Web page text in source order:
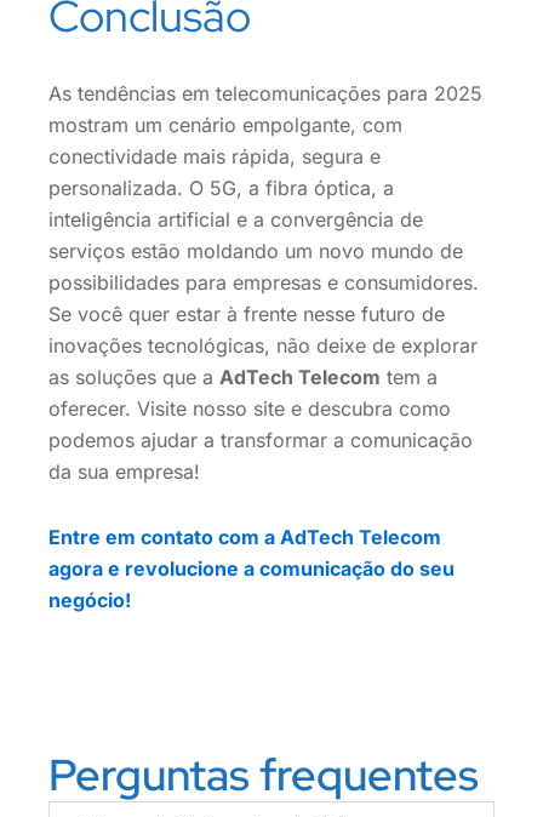
Conclusão
As tendências em telecomunicações para 2025
mostram um cenário empolgante, com
conectividade mais rápida, segura e
personalizada. O 5G, a fibra óptica, a
inteligência artificial e a convergência de
serviços estão moldando um novo mundo de
possibilidades para empresas e consumidores.
Se você quer estar à frente nesse futuro de
inovações tecnológicas, não deixe de explorar
as soluções que a AdTech Telecom tem a
oferecer. Visite nosso site e descubra como
podemos ajudar a transformar a comunicação
da sua empresa!
Entre em contato com a AdTech Telecom
agora e revolucione a comunicação do seu
negócio!
Perguntas frequentes